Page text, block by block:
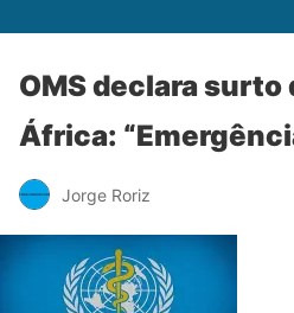
OMS declara surto
África:
Jorge Roriz